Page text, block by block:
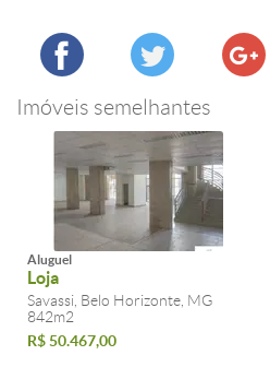
Imóveis semelhantes
Aluguel
Loja
Savassi, Belo Horizonte, MG
842m2
R$ 50.467,00